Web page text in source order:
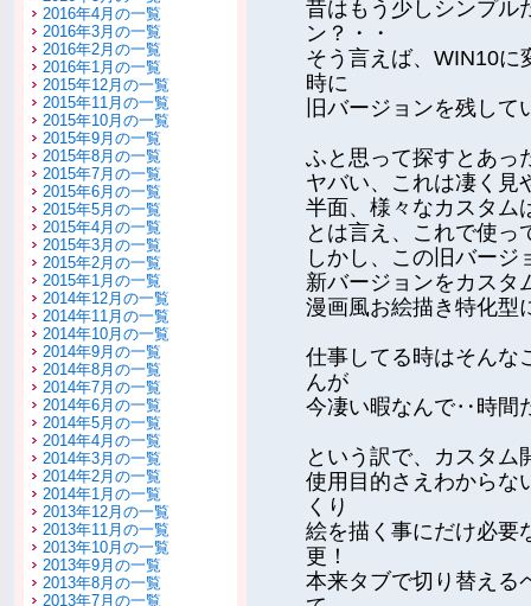
2016年4月の一覧
2016年3月の一覧
2016年2月の一覧
2016年1月の一覧
2015年12月の一覧
2015年11月の一覧
2015年10月の一覧
2015年9月の一覧
2015年8月の一覧
2015年7月の一覧
2015年6月の一覧
2015年5月の一覧
2015年4月の一覧
2015年3月の一覧
2015年2月の一覧
2015年1月の一覧
2014年12月の一覧
2014年11月の一覧
2014年10月の一覧
2014年9月の一覧
2014年8月の一覧
2014年7月の一覧
2014年6月の一覧
2014年5月の一覧
2014年4月の一覧
2014年3月の一覧
2014年2月の一覧
2014年1月の一覧
2013年12月の一覧
2013年11月の一覧
2013年10月の一覧
2013年9月の一覧
2013年8月の一覧
2013年7月の一覧
昔はもう少しシンプル
ン？・・
そう言えば、WIN10に
時に
旧バージョンを残し
ふと思って探すとあっ
ヤバい、これは凄く見
半面、様々なカスタム
とは言え、これで使っ
しかし、この旧バージ
新バージョンをカスタ
漫画風お絵描き特化型
仕事してる時はそんな
んが
今凄い暇なんで‥時間
という訳で、カスタム
使用目的さえわからな
くり
絵を描く事にだけ必要
更！
本来タブで切り替える